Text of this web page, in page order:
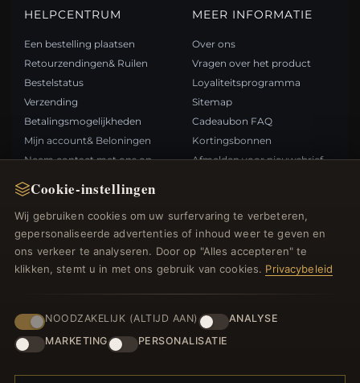
Cookie-instellingen
Wij gebruiken cookies om uw surfervaring te verbeteren,
gepersonaliseerde advertenties of inhoud weer te geven en
ons verkeer te analyseren. Door op "Alles accepteren" te
klikken, stemt u in met ons gebruik van cookies. Privacybeleid
NOODZAKELIJK (ALTIJD AAN)
ANALYSE
MARKETING
PERSONALISATIE
HELPCENTRUM
Een bestelling plaatsen
Retourzendingen& Ruilen
Bestelstatus
Verzending
Betalingsmogelijkheden
Mijn account& Beloningen
Neem contact met ons op
MEER INFORMATIE
Over ons
Vragen over het product
Loyaliteitsprogramma
Sitemap
Cadeaubon FAQ
Kortingsbonnen
Afmelden voor nieuwsbrief
Nieuwe producten
Specials
Blog
Beoordelingen
Inloggen
BETAALMETHODEN